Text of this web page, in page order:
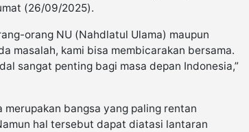
(26/09/2025).
orang NU (Nahdlatul Ulama) maupun
masalah, kami bisa membicarakan bersama.
sangat penting bagi masa depan Indonesia,”
merupakan bangsa yang paling rentan
hal tersebut dapat diatasi lantaran